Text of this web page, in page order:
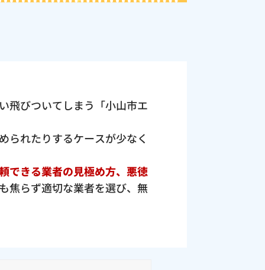
飛びついてしまう「小山市エ
られたりするケースが少なく
できる業者の見極め方、悪徳
焦らず適切な業者を選び、無